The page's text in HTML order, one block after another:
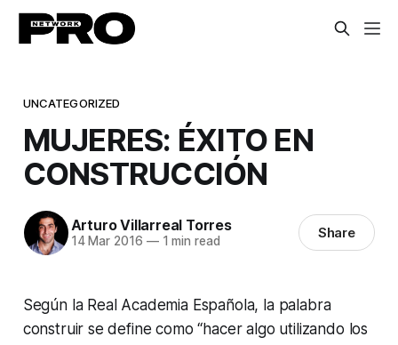
UNCATEGORIZED
MUJERES: ÉXITO EN
CONSTRUCCIÓN
Arturo Villarreal Torres
14 Mar 2016 —1 min read Share
Según la Real Academia Española, la palabra
construir se define como “hacer algo utilizando los